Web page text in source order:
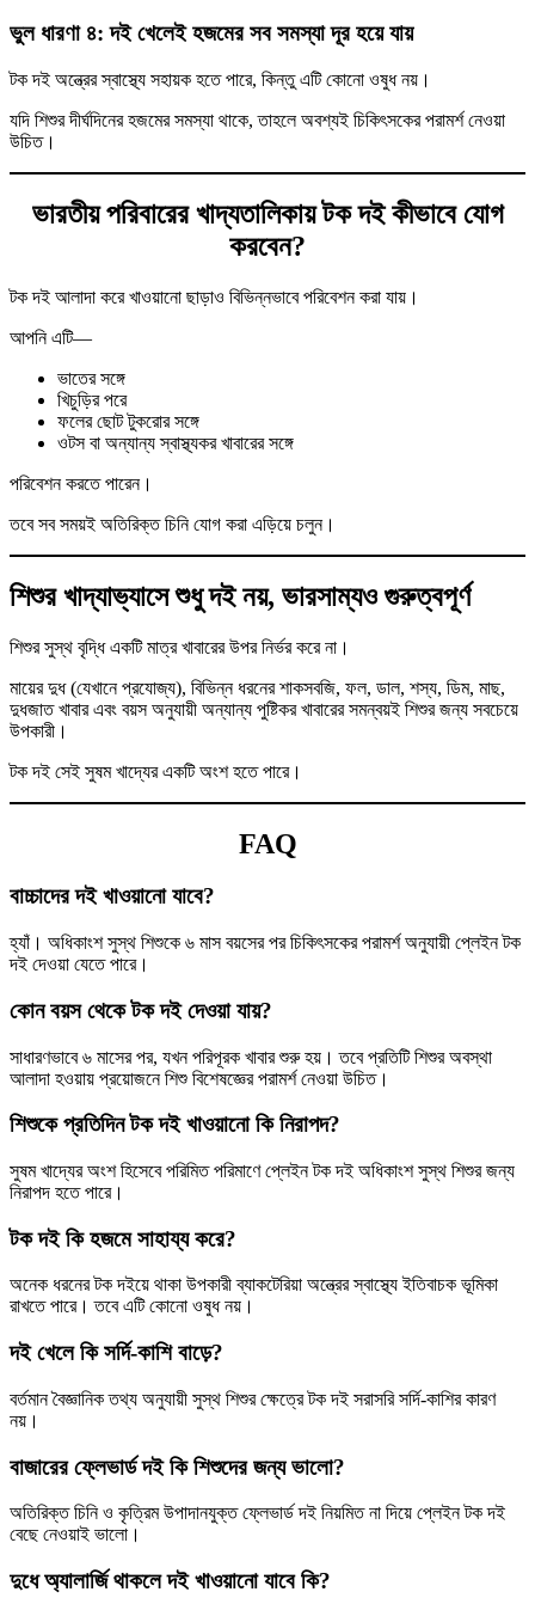
ভুল ধারণা ৪: দই খেলেই হজমের সব সমস্যা দূর হয়ে যায়
টক দই অন্ত্রের স্বাস্থ্যে সহায়ক হতে পারে, কিন্তু এটি কোনো ওষুধ নয়।
যদি শিশুর দীর্ঘদিনের হজমের সমস্যা থাকে, তাহলে অবশ্যই চিকিৎসকের পরামর্শ নেওয়া
উচিত।
ভারতীয় পরিবারের খাদ্যতালিকায় টক দই কীভাবে যোগ
করবেন?
টক দই আলাদা করে খাওয়ানো ছাড়াও বিভিন্নভাবে পরিবেশন করা যায়।
আপনি এটি—
ভাতের সঙ্গে
খিচুড়ির পরে
ফলের ছোট টুকরোর সঙ্গে
ওটস বা অন্যান্য স্বাস্থ্যকর খাবারের সঙ্গে
পরিবেশন করতে পারেন।
তবে সব সময়ই অতিরিক্ত চিনি যোগ করা এড়িয়ে চলুন।
শিশুর খাদ্যাভ্যাসে শুধু দই নয়, ভারসাম্যও গুরুত্বপূর্ণ
শিশুর সুস্থ বৃদ্ধি একটি মাত্র খাবারের উপর নির্ভর করে না।
মায়ের দুধ (যেখানে প্রযোজ্য), বিভিন্ন ধরনের শাকসবজি, ফল, ডাল, শস্য, ডিম, মাছ,
দুধজাত খাবার এবং বয়স অনুযায়ী অন্যান্য পুষ্টিকর খাবারের সমন্বয়ই শিশুর জন্য সবচেয়ে
উপকারী।
টক দই সেই সুষম খাদ্যের একটি অংশ হতে পারে।
FAQ
বাচ্চাদের দই খাওয়ানো যাবে?
হ্যাঁ। অধিকাংশ সুস্থ শিশুকে ৬ মাস বয়সের পর চিকিৎসকের পরামর্শ অনুযায়ী প্লেইন টক
দই দেওয়া যেতে পারে।
কোন বয়স থেকে টক দই দেওয়া যায়?
সাধারণভাবে ৬ মাসের পর, যখন পরিপূরক খাবার শুরু হয়। তবে প্রতিটি শিশুর অবস্থা
আলাদা হওয়ায় প্রয়োজনে শিশু বিশেষজ্ঞের পরামর্শ নেওয়া উচিত।
শিশুকে প্রতিদিন টক দই খাওয়ানো কি নিরাপদ?
সুষম খাদ্যের অংশ হিসেবে পরিমিত পরিমাণে প্লেইন টক দই অধিকাংশ সুস্থ শিশুর জন্য
নিরাপদ হতে পারে।
টক দই কি হজমে সাহায্য করে?
অনেক ধরনের টক দইয়ে থাকা উপকারী ব্যাকটেরিয়া অন্ত্রের স্বাস্থ্যে ইতিবাচক ভূমিকা
রাখতে পারে। তবে এটি কোনো ওষুধ নয়।
দই খেলে কি সর্দি-কাশি বাড়ে?
বর্তমান বৈজ্ঞানিক তথ্য অনুযায়ী সুস্থ শিশুর ক্ষেত্রে টক দই সরাসরি সর্দি-কাশির কারণ
নয়।
বাজারের ফ্লেভার্ড দই কি শিশুদের জন্য ভালো?
অতিরিক্ত চিনি ও কৃত্রিম উপাদানযুক্ত ফ্লেভার্ড দই নিয়মিত না দিয়ে প্লেইন টক দই
বেছে নেওয়াই ভালো।
দুধে অ্যালার্জি থাকলে দই খাওয়ানো যাবে কি?